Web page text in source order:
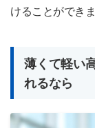
けることができま
薄くて軽い
れるなら